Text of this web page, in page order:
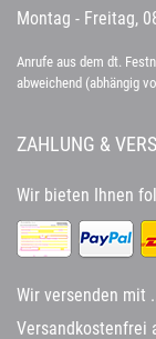
Montag - Freitag,
Anrufe aus dem dt.
abweichend (abhängig
ZAHLUNG &
Wir bieten Ihnen
Wir versenden mit
Versandkostenfrei